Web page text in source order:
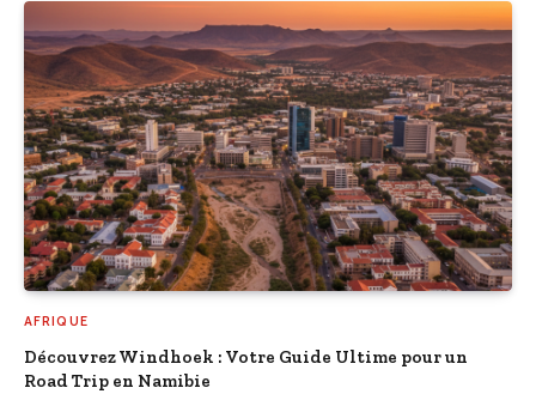
AFRIQUE
Découvrez Windhoek : Votre Guide Ultime pour un
Road Trip en Namibie